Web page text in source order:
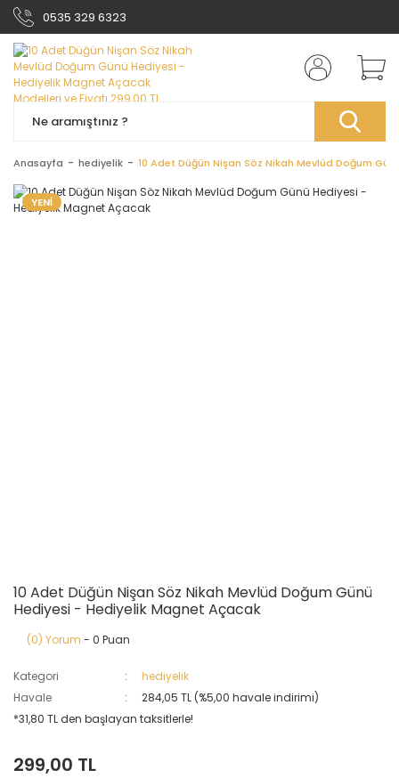
0535 329 6323
Anasayfa hediyelik 10 Adet Düğün Nişan Söz Nikah Mevlüd Doğum
YENİ
10 Adet Düğün Nişan Söz Nikah Mevlüd Doğum Günü
Hediyesi - Hediyelik Magnet Açacak
(0) Yorum - 0 Puan
Kategori
hediyelik
Havale
284,05 TL (%5,00 havale indirimi)
*31,80 TL den başlayan taksitlerle!
299,00 TL